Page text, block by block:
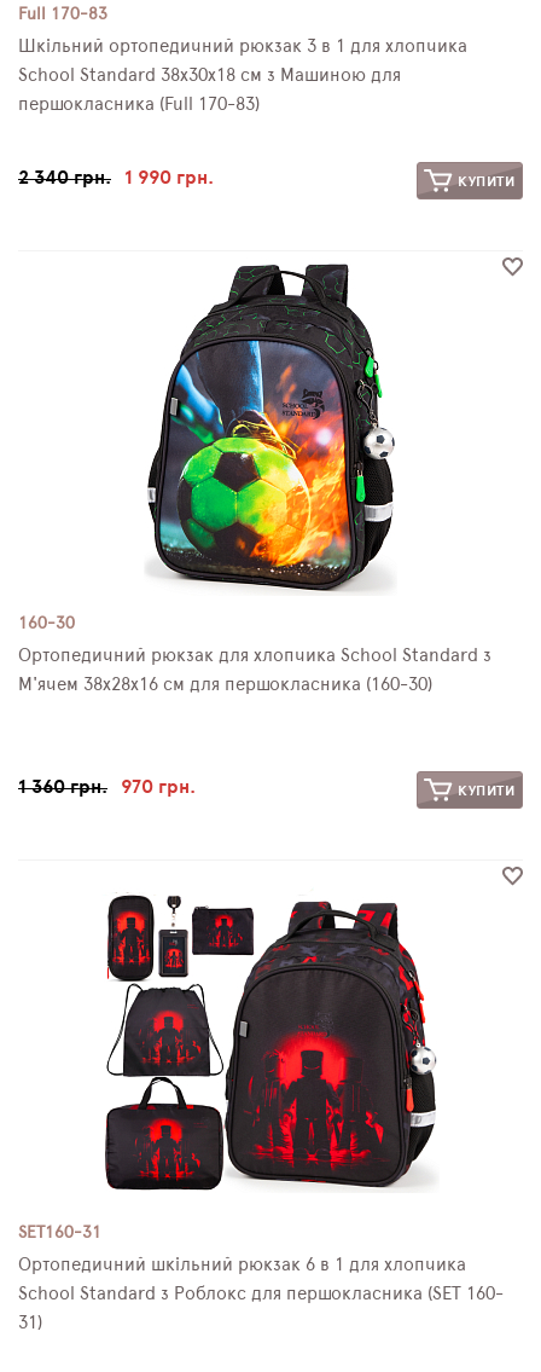
Full 170-83
Шкільний ортопедичний рюкзак 3 в 1 для хлопчика
School Standard 38х30х18 см з Машиною для
першокласника (Full 170-83)
2 340 грн. 1 990 грн. КУПИТИ
160-30
Ортопедичний рюкзак для хлопчика School Standard з
М'ячем 38х28х16 см для першокласника (160-30)
1 360 грн. 970 грн. КУПИТИ
SET160-31
Ортопедичний шкільний рюкзак 6 в 1 для хлопчика
School Standard з Роблокс для першокласника (SET 160-
31)